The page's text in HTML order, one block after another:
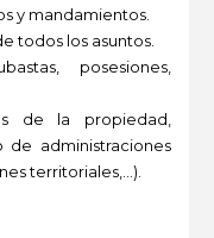
y mandamientos.
todos los asuntos.
posesiones,
de la propiedad,
administraciones
territoriales,...).